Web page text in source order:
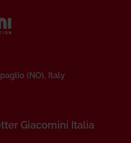
(NO), Italy
Giacomini Italia